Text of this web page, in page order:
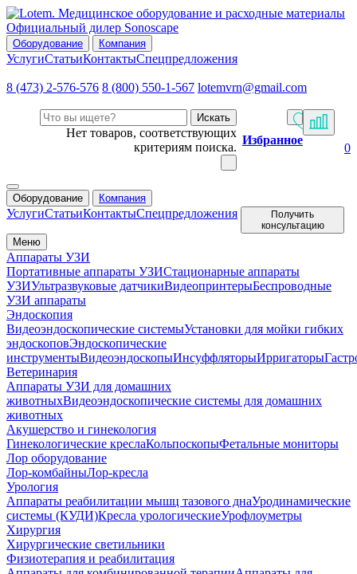
Официальный дилер Sonoscape
Оборудование Компания
УслугиСтатьиКонтактыСпецпредложения
8 (473) 2-576-576 8 (800) 550-1-567 lotemvrn@gmail.com
Искать
Нет товаров, соответствующих
критериям поиска.
Избранное
0
Оборудование Компания
УслугиСтатьиКонтактыСпецпредложения
Получить
консультацию
Меню
Аппараты УЗИ
Портативные аппараты УЗИСтационарные аппараты
УЗИУльтразвуковые датчикиВидеопринтерыБеспроводные
УЗИ аппараты
Эндоскопия
Видеоэндоскопические системыУстановки для мойки гибких
эндоскоповЭндоскопические
инструментыВидеоэндоскопыИнсуффляторыИрригаторы
Ветеринария
Аппараты УЗИ для домашних
животныхВидеоэндоскопические системы для домашних
животных
Акушерство и гинекология
Гинекологические креслаКольпоскопыФетальные мониторы
Лор оборудование
Лор-комбайныЛор-кресла
Урология
Аппараты реабилитации мышц тазового днаУродинамические
системы (КУДИ)Кресла урологическиеУрофлоуметры
Хирургия
Хирургические светильники
Физиотерапия и реабилитация